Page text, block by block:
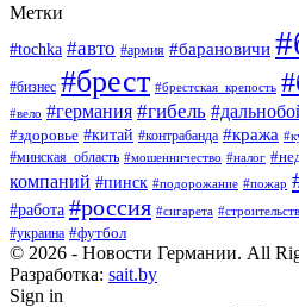
Метки
#tochka #авто #армия #барановичи
#бизнес #брест #брестская_крепость
#вело #германия #гибель
#здоровье #китай #контрабанда #кража
#минская_область #мошенничество #налог
компаний #пинск #подорожание #пожар
#работа #россия #сигарета
#украина #футбол
© 2026 - Новости Германии. All
Разработка: sait.by
Sign in